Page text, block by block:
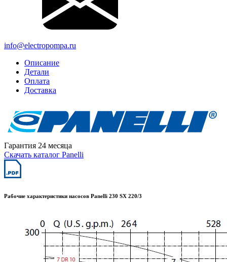
info@electropompa.ru
Описание
Детали
Оплата
Доставка
Гарантия 24 месяца
Скачать каталог Panelli
Рабочие характеристики насосов Panelli 230 SX 220/3